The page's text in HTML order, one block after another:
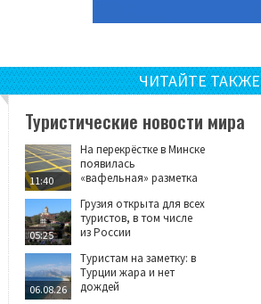
ЧИТАЙТЕ ТАКЖЕ
Туристические новости мира
11:40
На перекрёстке в Минске
появилась
«вафельная» разметка
05:25
Грузия открыта для всех
туристов, в том числе
из России
06.08.26
Туристам на заметку: в
Турции жара и нет
дождей